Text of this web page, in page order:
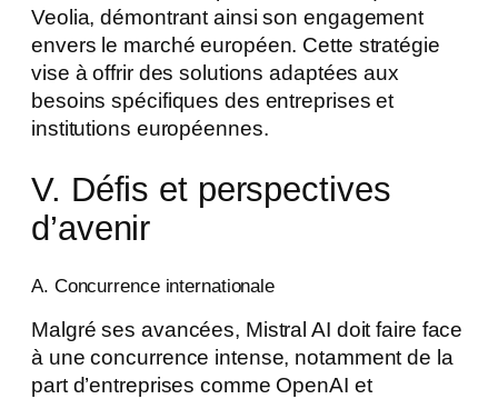
Veolia, démontrant ainsi son engagement
envers le marché européen. Cette stratégie
vise à offrir des solutions adaptées aux
besoins spécifiques des entreprises et
institutions européennes.
V. Défis et perspectives
d’avenir
A. Concurrence internationale
Malgré ses avancées, Mistral AI doit faire face
à une concurrence intense, notamment de la
part d’entreprises comme OpenAI et